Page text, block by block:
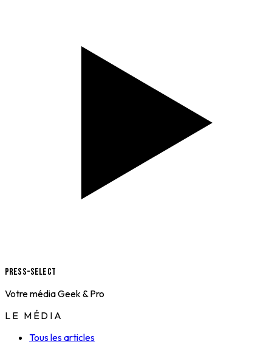
Press-Select
Votre média Geek & Pro
LE MÉDIA
Tous les articles